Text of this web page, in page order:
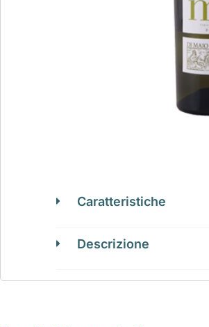
Caratteristiche
Descrizione